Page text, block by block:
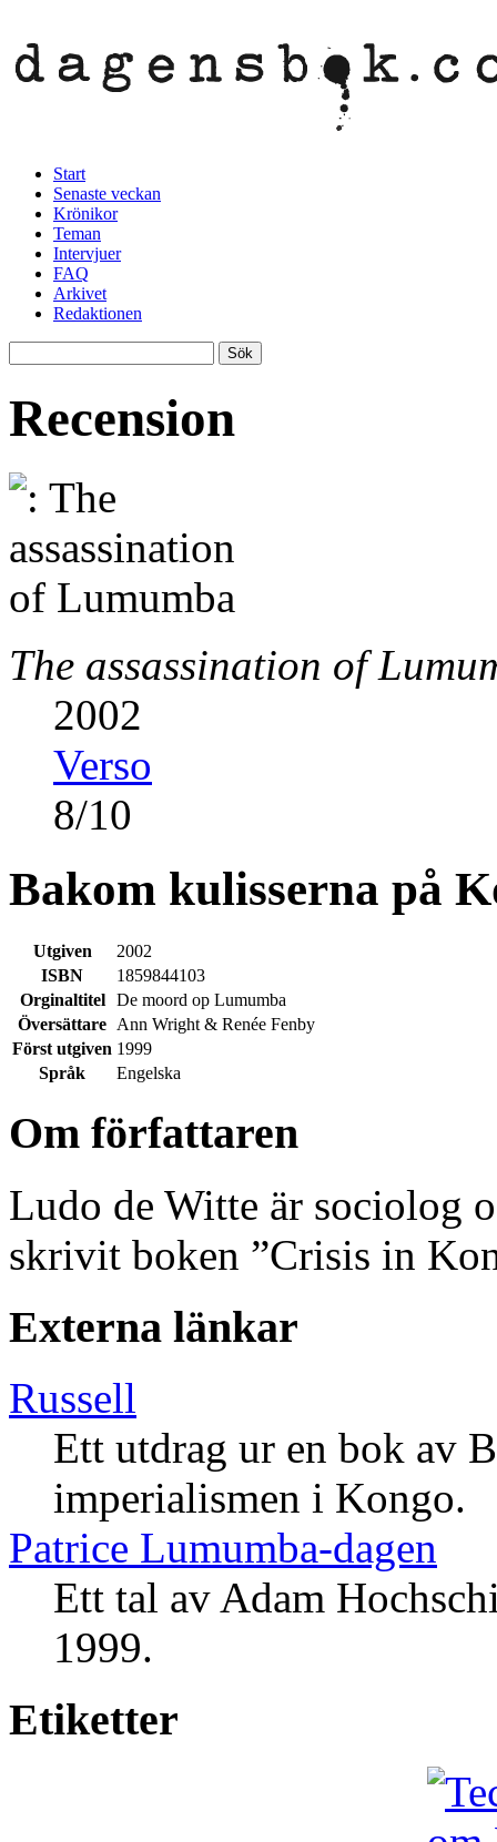
Start
Senaste veckan
Krönikor
Teman
Intervjuer
FAQ
Arkivet
Redaktionen
Recension
The assassination of
2002
Verso
8/10
Bakom kulisserna på
Utgiven
2002
ISBN
1859844103
Orginaltitel
De moord op Lumumba
Översättare Ann Wright & Renée Fenby
Först utgiven 1999
Språk
Engelska
Om författaren
Ludo de Witte är sociolog
skrivit boken ”Crisis in
Externa länkar
Russell
Ett utdrag ur en bok av
imperialismen i Kongo.
Patrice Lumumba-dagen
Ett tal av Adam
1999.
Etiketter